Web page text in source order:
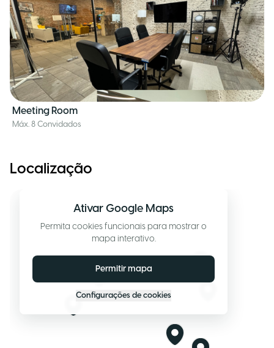
Meeting Room
Máx. 8 Convidados
Localização
Ativar Google Maps
Permita cookies funcionais para mostrar o
mapa interativo.
Permitir mapa
Configurações de cookies